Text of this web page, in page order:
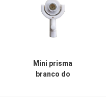
Mini prisma
branco do